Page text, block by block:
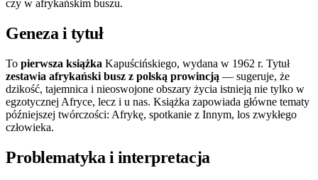
czy w afrykańskim buszu.
Geneza i tytuł
To pierwsza książka Kapuścińskiego, wydana w 1962 r. Tytuł
zestawia afrykański busz z polską prowincją — sugeruje, że
dzikość, tajemnica i nieoswojone obszary życia istnieją nie tylko w
egzotycznej Afryce, lecz i u nas. Książka zapowiada główne tematy
późniejszej twórczości: Afrykę, spotkanie z Innym, los zwykłego
człowieka.
Problematyka i interpretacja